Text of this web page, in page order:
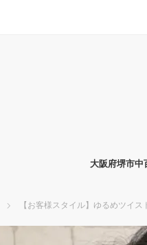
大阪府堺市中
【お客様スタイル】ゆるめツイ